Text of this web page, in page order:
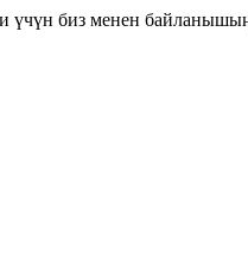
үчүн биз менен